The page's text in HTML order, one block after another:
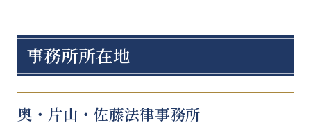
事務所所在地
奥・片山・佐藤法律事務所